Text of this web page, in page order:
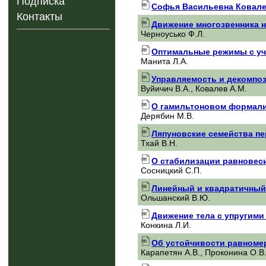
Контакты
Софья Васильевна
Движение многозвенника
Черноусько Ф.Л.
Оптимальные режимы с
Манита Л.А.
Управляемость и
Вуйичич В.А., Ковалев A.M.
О гамильтоновом
Дерябин М.В.
Ляпуновские семейства
Тхай В.Н.
О стабилизации
Сосницкий С.П.
Линейный и
Ольшанский В.Ю.
Движение тела с
Конкина Л.И.
Об устойчивости
Карапетян А.В., Проконина